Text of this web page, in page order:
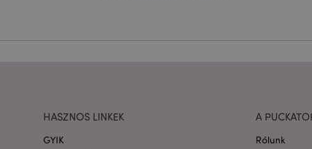
HASZNOS LINKEK
GYIK
A
Rólunk
Google adatvédelmi